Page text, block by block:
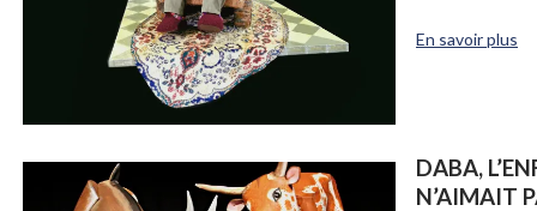
En savoir plus
DABA,
N’AIMAIT